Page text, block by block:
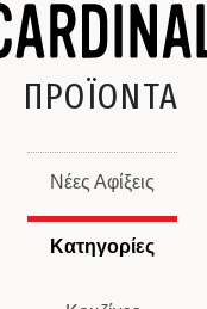
ΠΡΟΪΟΝΤΑ
Νέες Αφίξεις
Κατηγορίες